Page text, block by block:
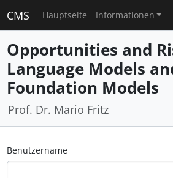
CMS Hauptseite Informationen
Opportunities and
Language Models
Foundation Models
Prof. Dr. Mario Fritz
Benutzername